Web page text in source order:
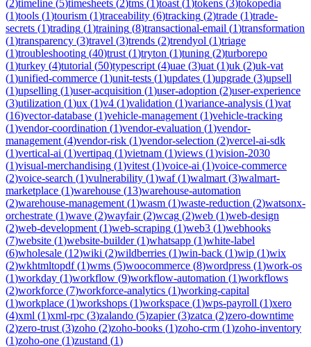
(2)timeline (5)timesheets (2)tms (1)toast (1)tokens (3)tokopedia
(1)tools (1)tourism (1)traceability (6)tracking (2)trade (1)trade-
secrets (1)trading (1)training (8)transactional-email (1)transformation
(1)transparency (3)travel (3)trends (2)trendyol (1)triage
(1)troubleshooting (40)trust (1)tryton (1)tuning (2)turborepo
(1)turkey (4)tutorial (50)typescript (4)uae (3)uat (1)uk (2)uk-vat
(1)unified-commerce (1)unit-tests (1)updates (1)upgrade (3)upsell
(1)upselling (1)user-acquisition (1)user-adoption (2)user-experience
(3)utilization (1)ux (1)v4 (1)validation (1)variance-analysis (1)vat
(16)vector-database (1)vehicle-management (1)vehicle-tracking
(1)vendor-coordination (1)vendor-evaluation (1)vendor-
management (4)vendor-risk (1)vendor-selection (2)vercel-ai-sdk
(1)vertical-ai (1)vertipaq (1)vietnam (1)views (1)vision-2030
(1)visual-merchandising (1)vitest (1)voice-ai (1)voice-commerce
(2)voice-search (1)vulnerability (1)waf(1)walmart (3)walmart-
marketplace (1)warehouse (13)warehouse-automation
(2)warehouse-management (1)wasm (1)waste-reduction (2)watsonx-
orchestrate (1)wave (2)wayfair(2)wcag (2)web (1)web-design
(2)web-development (1)web-scraping (1)web3 (1)webhooks
(7)website (1)website-builder(1)whatsapp (1)white-label
(6)wholesale (12)wiki (2)wildberries (1)win-back (1)wip (1)wix
(2)wkhtmltopdf(1)wms (5)woocommerce (8)wordpress (1)work-os
(1)workday (1)workflow (9)workflow-automation (1)workflows
(2)workforce (7)workforce-analytics (1)working-capital
(1)workplace (1)workshops (1)workspace (1)wps-payroll (1)xero
(4)xml (1)xml-rpc (3)zalando (5)zapier(3)zatca (2)zero-downtime
(2)zero-trust (3)zoho (2)zoho-books (1)zoho-crm (1)zoho-inventory
(1)zoho-one (1)zustand (1)